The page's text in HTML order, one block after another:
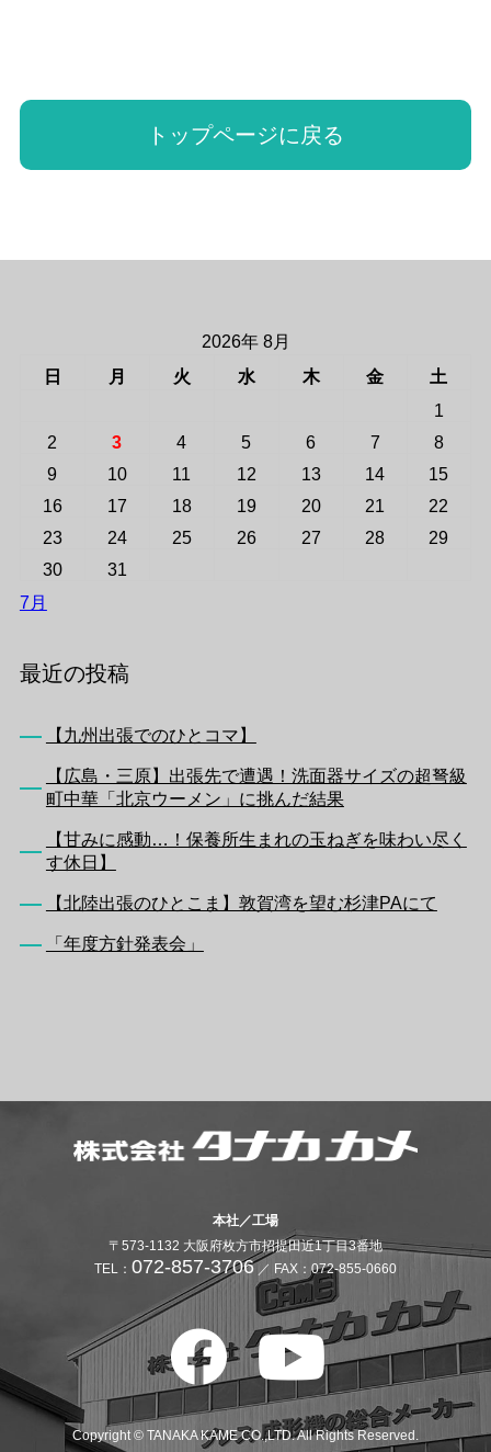
トップページに戻る
2026年 8月
日
月 火 水 木 金
土
1
2
3 4 5 6 7
8
9
10 11 12 13 14
15
16
17 18 19 20 21
22
23
24 25 26 27 28
29
30
31
7月
最近の投稿
【九州出張でのひとコマ】
【広島・三原】出張先で遭遇！洗面器サイズの超弩級
町中華「北京ウーメン」に挑んだ結果
【甘みに感動…！保養所生まれの玉ねぎを味わい尽く
す休日】
【北陸出張のひとこま】敦賀湾を望む杉津PAにて
「年度方針発表会」
本社／工場
〒573-1132 大阪府枚方市招提田近1丁目3番地
TEL： 072-857-3706 ／ FAX：072-855-0660
Copyright © TANAKA KAME CO.,LTD. All Rights Reserved.